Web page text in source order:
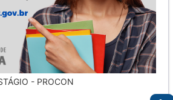
- PROCON